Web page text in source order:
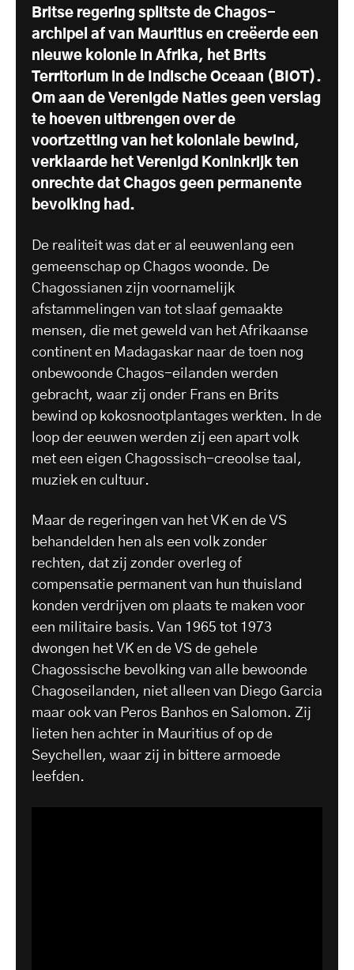
Britse regering splitste de Chagos-
archipel af van Mauritius en creëerde een
nieuwe kolonie in Afrika, het Brits
Territorium in de Indische Oceaan (BIOT).
Om aan de Verenigde Naties geen verslag
te hoeven uitbrengen over de
voortzetting van het koloniale bewind,
verklaarde het Verenigd Koninkrijk ten
onrechte dat Chagos geen permanente
bevolking had.
De realiteit was dat er al eeuwenlang een
gemeenschap op Chagos woonde. De
Chagossianen zijn voornamelijk
afstammelingen van tot slaaf gemaakte
mensen, die met geweld van het Afrikaanse
continent en Madagaskar naar de toen nog
onbewoonde Chagos-eilanden werden
gebracht, waar zij onder Frans en Brits
bewind op kokosnootplantages werkten. In de
loop der eeuwen werden zij een apart volk
met een eigen Chagossisch-creoolse taal,
muziek en cultuur.
Maar de regeringen van het VK en de VS
behandelden hen als een volk zonder
rechten, dat zij zonder overleg of
compensatie permanent van hun thuisland
konden verdrijven om plaats te maken voor
een militaire basis. Van 1965 tot 1973
dwongen het VK en de VS de gehele
Chagossische bevolking van alle bewoonde
Chagoseilanden, niet alleen van Diego Garcia
maar ook van Peros Banhos en Salomon. Zij
lieten hen achter in Mauritius of op de
Seychellen, waar zij in bittere armoede
leefden.